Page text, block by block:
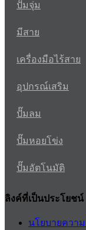
ปั๊มจุ่ม
มีสาย
เครื่องมือไร้สาย
อุปกรณ์เสริม
ปั๊มลม
ปั๊มหอยโข่ง
ปั๊มอัตโนมัติ
ลิงค์ที่เป็นประโยชน์
นโยบายควา